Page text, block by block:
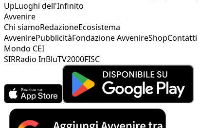
UpLuoghi dell'Infinito
Avvenire
Chi siamoRedazioneEcosistema
AvvenirePubblicitàFondazione AvvenireShopContatti
Mondo CEI
SIRRadio InBluTV2000FISC